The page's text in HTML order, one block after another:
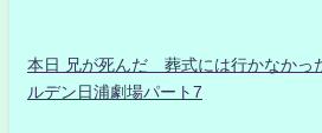
本日 兄が死んだ 葬式には行かなか
ルデン日浦劇場パート7